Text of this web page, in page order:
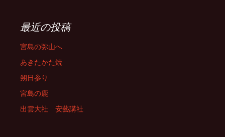
最近の投稿
宮島の弥山へ
あきたかた焼
朔日参り
宮島の鹿
出雲大社 安藝講社